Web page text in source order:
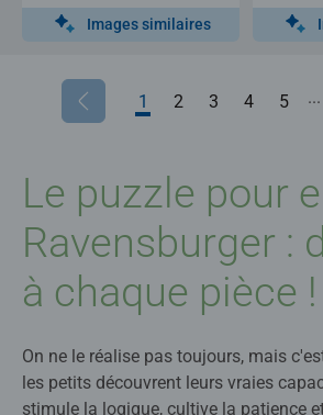
Images similaires
1 2 3 4 5 6
...
Le puzzle pour
Ravensburger :
à chaque pièce !
On ne le réalise pas toujours, mais
les petits découvrent leurs vraies
stimule la logique, cultive la patience